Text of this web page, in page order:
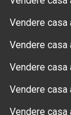
Vendere casa
Vendere casa
Vendere casa
Vendere casa
Vendere casa